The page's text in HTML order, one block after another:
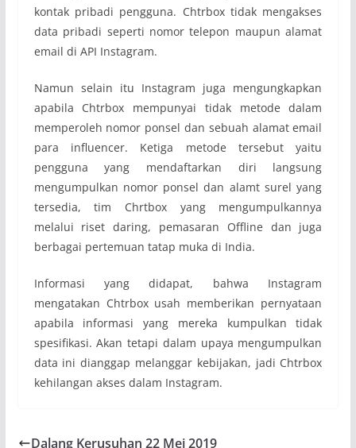
kontak pribadi pengguna. Chtrbox tidak mengakses
data pribadi seperti nomor telepon maupun alamat
email di API Instagram.
Namun selain itu Instagram juga mengungkapkan
apabila Chtrbox mempunyai tidak metode dalam
memperoleh nomor ponsel dan sebuah alamat email
para influencer. Ketiga metode tersebut yaitu
pengguna yang mendaftarkan diri langsung
mengumpulkan nomor ponsel dan alamt surel yang
tersedia, tim Chrtbox yang mengumpulkannya
melalui riset daring, pemasaran Offline dan juga
berbagai pertemuan tatap muka di India.
Informasi yang didapat, bahwa Instagram
mengatakan Chtrbox usah memberikan pernyataan
apabila informasi yang mereka kumpulkan tidak
spesifikasi. Akan tetapi dalam upaya mengumpulkan
data ini dianggap melanggar kebijakan, jadi Chtrbox
kehilangan akses dalam Instagram.
Dalang Kerusuhan 22 Mei 2019